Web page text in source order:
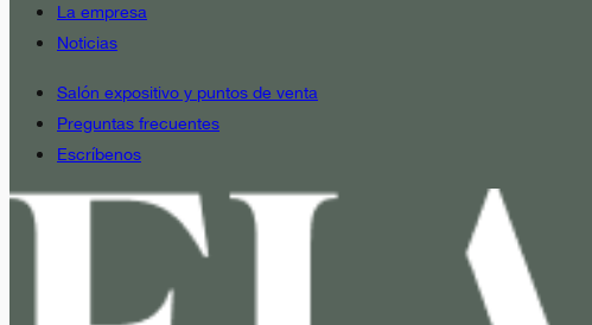
La empresa
Noticias
Salón expositivo y puntos de venta
Preguntas frecuentes
Escríbenos